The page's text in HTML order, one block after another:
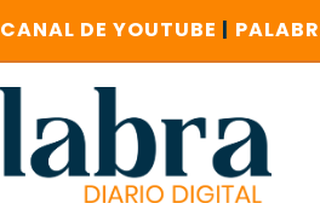
CANAL DE YOUTUBE |